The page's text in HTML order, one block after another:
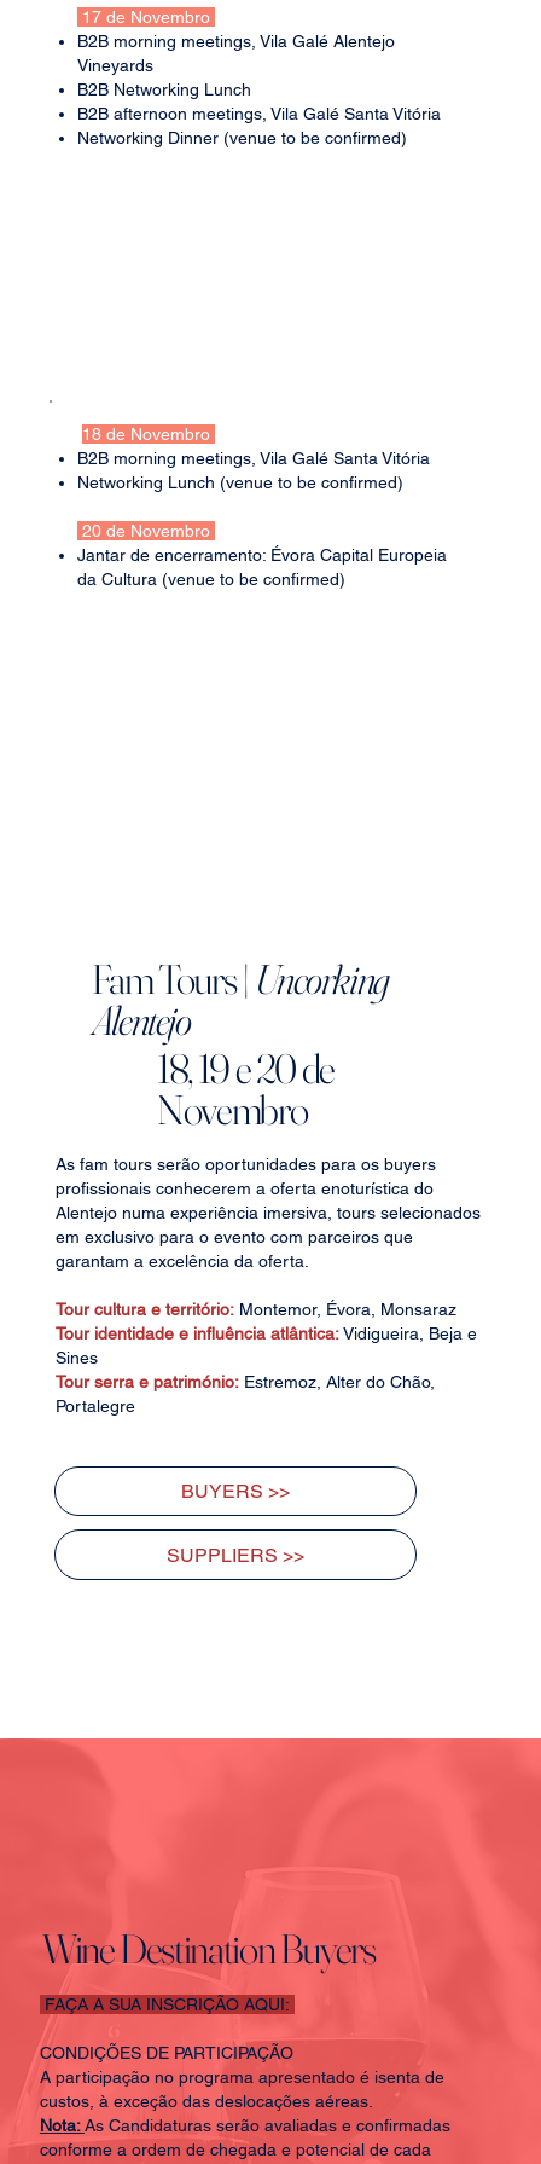
17 de Novembro
B2B morning meetings, Vila Galé Alentejo
Vineyards
B2B Networking Lunch
B2B afternoon meetings, Vila Galé Santa Vitória
Networking Dinner (venue to be confirmed)
18 de Novembro
B2B morning meetings, Vila Galé Santa Vitória
Networking Lunch (venue to be confirmed)
​ 20 de Novembro
Jantar de encerramento: Évora Capital Europeia
da Cultura (venue to be confirmed)
Fam Tours | Uncorking
Alentejo
18, 19 e 20 de
Novembro
As fam tours serão oportunidades para os buyers
profissionais conhecerem a oferta enoturística do
Alentejo numa experiência imersiva, tours selecionados
em exclusivo para o evento com parceiros que
garantam a excelência da oferta.
Tour cultura e território:Montemor, Évora, Monsaraz
Tour identidade e influência atlântica:Vidigueira, Beja e
Sines
Tour serra e património:Estremoz, Alter do Chão,
Portalegre
BUYERS >>
SUPPLIERS >>
Wine Destination Buyers
FAÇA A SUA INSCRIÇÃO AQUI:
CONDIÇÕES DE PARTICIPAÇÃO
A participação no programa apresentado é isenta de
custos, à exceção das deslocações aéreas.
Nota:As Candidaturas serão avaliadas e confirmadas
conforme a ordem de chegada e potencial de cada